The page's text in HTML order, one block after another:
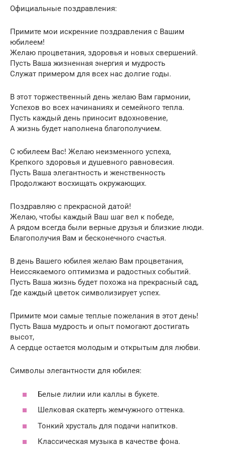
Официальные поздравления:
Примите мои искренние поздравления с Вашим
юбилеем!
Желаю процветания, здоровья и новых свершений.
Пусть Ваша жизненная энергия и мудрость
Служат примером для всех нас долгие годы.
В этот торжественный день желаю Вам гармонии,
Успехов во всех начинаниях и семейного тепла.
Пусть каждый день приносит вдохновение,
А жизнь будет наполнена благополучием.
С юбилеем Вас! Желаю неизменного успеха,
Крепкого здоровья и душевного равновесия.
Пусть Ваша элегантность и женственность
Продолжают восхищать окружающих.
Поздравляю с прекрасной датой!
Желаю, чтобы каждый Ваш шаг вел к победе,
А рядом всегда были верные друзья и близкие люди.
Благополучия Вам и бесконечного счастья.
В день Вашего юбилея желаю Вам процветания,
Неиссякаемого оптимизма и радостных событий.
Пусть Ваша жизнь будет похожа на прекрасный сад,
Где каждый цветок символизирует успех.
Примите мои самые теплые пожелания в этот день!
Пусть Ваша мудрость и опыт помогают достигать
высот,
А сердце остается молодым и открытым для любви.
Символы элегантности для юбилея:
Белые лилии или каллы в букете.
Шелковая скатерть жемчужного оттенка.
Тонкий хрусталь для подачи напитков.
Классическая музыка в качестве фона.